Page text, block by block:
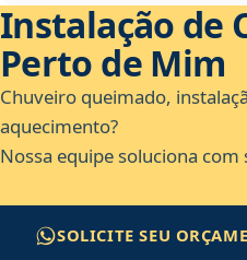
Instalação de
Perto de Mim
Chuveiro queimado,
aquecimento?
Nossa equipe soluciona com
SOLICITE SEU